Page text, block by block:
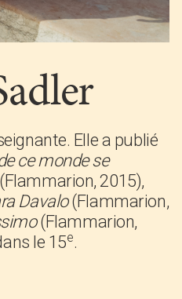
Elle a publié
ce monde se
(Flammarion, 2015),
Davalo(Flammarion,
(Flammarion,
le 15e.